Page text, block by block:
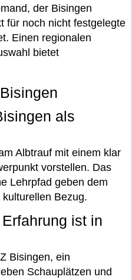
der Bisingen
für noch nicht festgelegte
Einen regionalen
bietet
als
Albtrauf mit einem klar
vorstellen. Das
Lehrpfad geben dem
Bezug.
ist in
Bisingen, ein
Schauplätzen und